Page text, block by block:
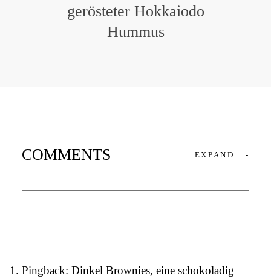
gerösteter Hokkaiodo
Hummus
COMMENTS EXPAND -
Pingback: Dinkel Brownies, eine schokoladig